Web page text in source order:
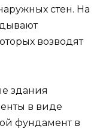
стен. На
возводят
здания
в виде
фундамент в